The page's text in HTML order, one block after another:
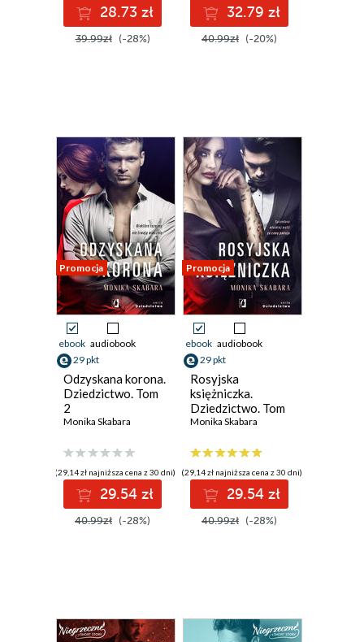
28.73 zł
39.99zł (-28%)
32.79 zł
40.99zł (-20%)
Promocja
ebook audiobook
29 pkt
Odzyskana korona.
Dziedzictwo. Tom
2
Monika Skabara
(29,14 zł najniższa cena z 30 dni)
29.54 zł
40.99zł (-28%)
Promocja
ebook audiobook
29 pkt
Rosyjska
księżniczka.
Dziedzictwo. Tom
1
Monika Skabara
(29,14 zł najniższa cena z 30 dni)
29.54 zł
40.99zł (-28%)